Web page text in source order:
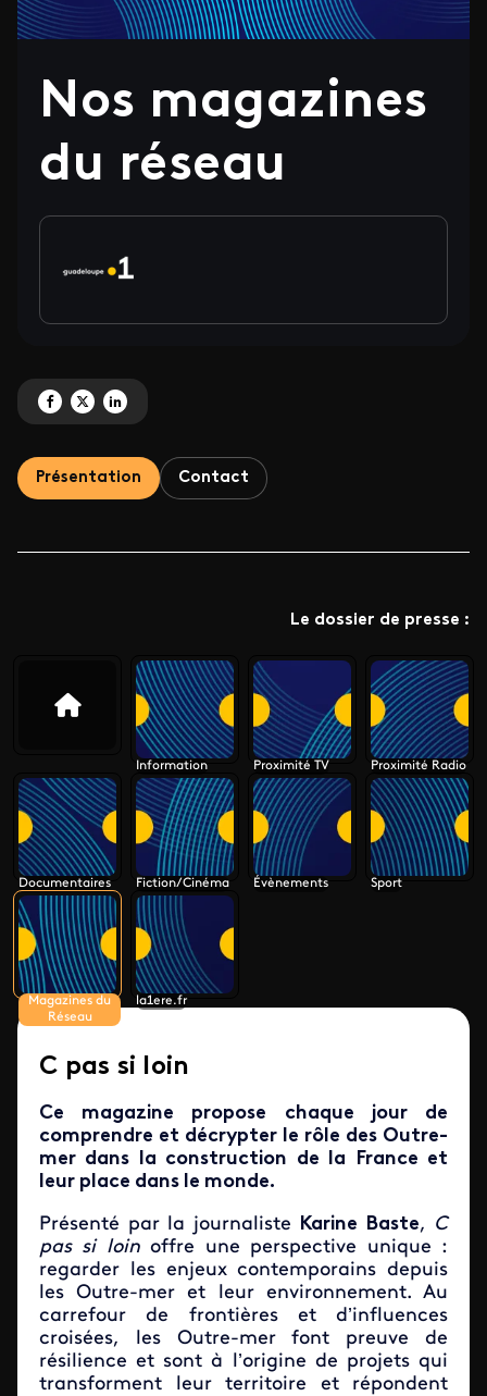
Nos magazines
du réseau
Partagez 'Nos magazines du réseau' sur Facebook
Partagez 'Nos magazines du réseau' sur X
Partagez 'Nos magazines du réseau' sur LinkedIn
Présentation Contact
Le dossier de presse :
Information Proximité TV Proximité Radio
Documentaires Fiction/Cinéma Évènements Sport
Magazines du
Réseau
la1ere.fr
C pas si loin
Ce magazine propose chaque jour de
comprendre et décrypter le rôle des Outre-
mer dans la construction de la France et
leur place dans le monde.
Présenté par la journaliste Karine Baste, C
pas si loinoffre une perspective unique :
regarder les enjeux contemporains depuis
les Outre-mer et leur environnement. Au
carrefour de frontières et d’influences
croisées, les Outre-mer font preuve de
résilience et sont à l’origine de projets qui
transforment leur territoire et répondent